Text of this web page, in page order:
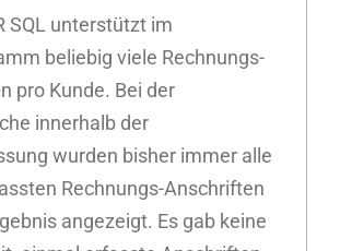
SQL unterstützt im
beliebig viele Rechnungs-
pro Kunde. Bei der
innerhalb der
wurden bisher immer alle
Rechnungs-Anschriften
angezeigt. Es gab keine